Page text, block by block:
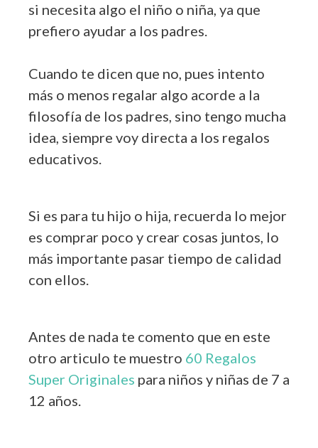
si necesita algo el niño o niña, ya que
prefiero ayudar a los padres.
Cuando te dicen que no, pues intento
más o menos regalar algo acorde a la
filosofía de los padres, sino tengo mucha
idea, siempre voy directa a los regalos
educativos.
Si es para tu hijo o hija, recuerda lo mejor
es comprar poco y crear cosas juntos, lo
más importante pasar tiempo de calidad
con ellos.
Antes de nada te comento que en este
otro articulo te muestro 60 Regalos
Super Originales para niños y niñas de 7 a
12 años.